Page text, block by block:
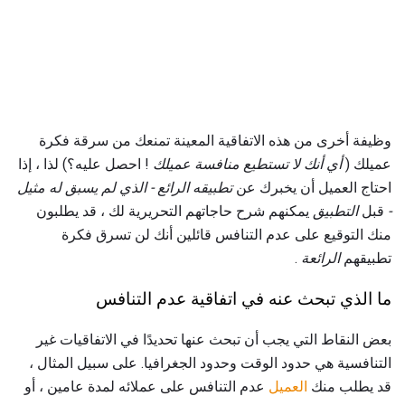
وظيفة أخرى من هذه الاتفاقية المعينة تمنعك من سرقة فكرة
عميلك (أي أنك لا تستطيع منافسة عميلك ! احصل عليه؟) لذا ، إذا
احتاج العميل أن يخبرك عنتطبيقه الرائع - الذي لم يسبق له مثيل
- قبلالتطبيق يمكنهم شرح حاجاتهم التحريرية لك ، قد يطلبون
منك التوقيع على عدم التنافس قائلين أنك لن تسرق فكرة
تطبيقهمالرائعة .
ما الذي تبحث عنه في اتفاقية عدم التنافس
بعض النقاط التي يجب أن تبحث عنها تحديدًا في الاتفاقيات غير
التنافسية هي حدود الوقت وحدود الجغرافيا. على سبيل المثال ،
قد يطلب منك العميل عدم التنافس على عملائه لمدة عامين ، أو